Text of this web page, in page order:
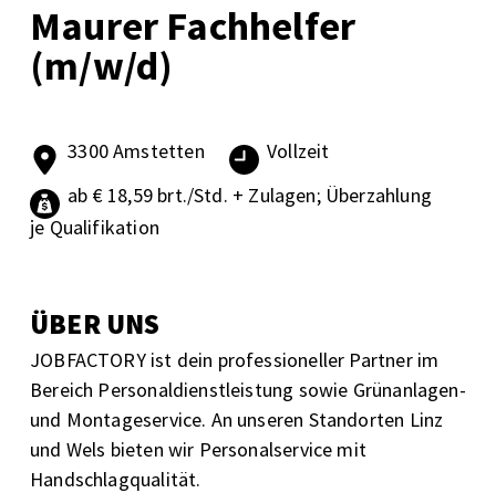
Maurer Fachhelfer
(m/w/d)
3300 Amstetten
Vollzeit
ab € 18,59 brt./Std. + Zulagen; Überzahlung
je Qualifikation
ÜBER UNS
JOBFACTORY ist dein professioneller Partner im
Bereich Personaldienstleistung sowie Grünanlagen-
und Montageservice. An unseren Standorten Linz
und Wels bieten wir Personalservice mit
Handschlagqualität.